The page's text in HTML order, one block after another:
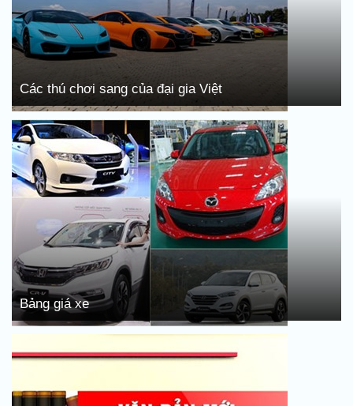
Các thú chơi sang của đại gia Việt
Bảng giá xe